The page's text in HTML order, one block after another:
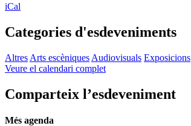
iCal
Categories d'esdeveniments
Altres Arts escèniques Audiovisuals Exposicions
Veure el calendari complet
Comparteix l’esdeveniment
Més agenda